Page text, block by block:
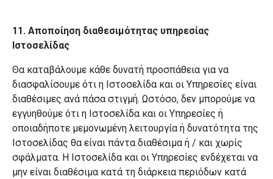
11. Αποποίηση διαθεσιμότητας υπηρεσίας
Ιστοσελίδας
Θα καταβάλουμε κάθε δυνατή προσπάθεια για να
διασφαλίσουμε ότι η Ιστοσελίδα και οι Υπηρεσίες είναι
διαθέσιμες ανά πάσα στιγμή. Ωστόσο, δεν μπορούμε να
εγγυηθούμε ότι η Ιστοσελίδα και οι Υπηρεσίες ή
οποιαδήποτε μεμονωμένη λειτουργία ή δυνατότητα της
Ιστοσελίδας θα είναι πάντα διαθέσιμα ή / και χωρίς
σφάλματα. Η Ιστοσελίδα και οι Υπηρεσίες ενδέχεται να
μην είναι διαθέσιμα κατά τη διάρκεια περιόδων κατά